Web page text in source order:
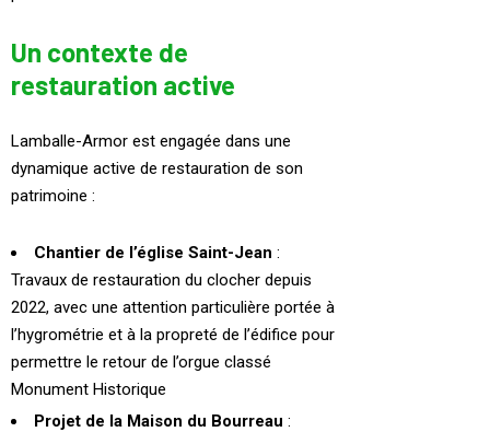
Un contexte de
restauration active
Lamballe-Armor est engagée dans une
dynamique active de restauration de son
patrimoine :
Chantier de l’église Saint-Jean :
Travaux de restauration du clocher depuis
2022, avec une attention particulière portée à
l’hygrométrie et à la propreté de l’édifice pour
permettre le retour de l’orgue classé
Monument Historique
Projet de la Maison du Bourreau :